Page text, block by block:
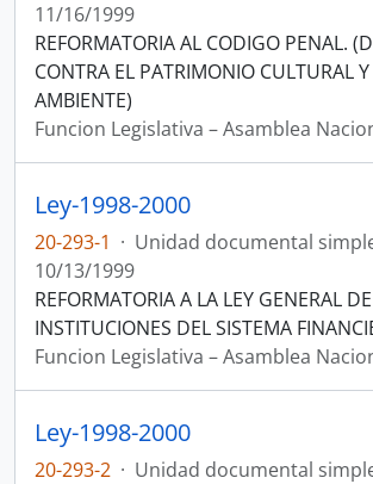
11/16/1999
REFORMATORIA AL CODIGO PENAL.
CONTRA EL PATRIMONIO CULTURAL
AMBIENTE)
Funcion Legislativa – Asamblea
Ley-1998-2000
20-293-1 · Unidad documental
10/13/1999
REFORMATORIA A LA LEY GENERAL DE
INSTITUCIONES DEL SISTEMA
Funcion Legislativa – Asamblea
Ley-1998-2000
20-293-2 · Unidad documental